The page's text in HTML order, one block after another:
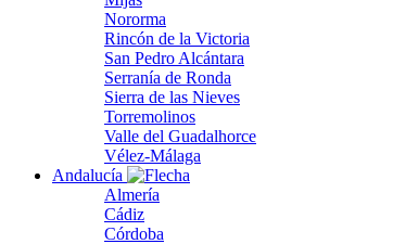
Nororma
Rincón de la Victoria
San Pedro Alcántara
Serranía de Ronda
Sierra de las Nieves
Torremolinos
Valle del Guadalhorce
Vélez-Málaga
Andalucía
Almería
Cádiz
Córdoba